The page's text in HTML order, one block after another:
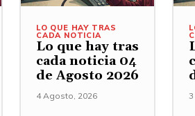
LO QUE HAY TRAS
CADA NOTICIA
Lo que hay tras
cada noticia 04
de Agosto 2026
4 Agosto, 2026